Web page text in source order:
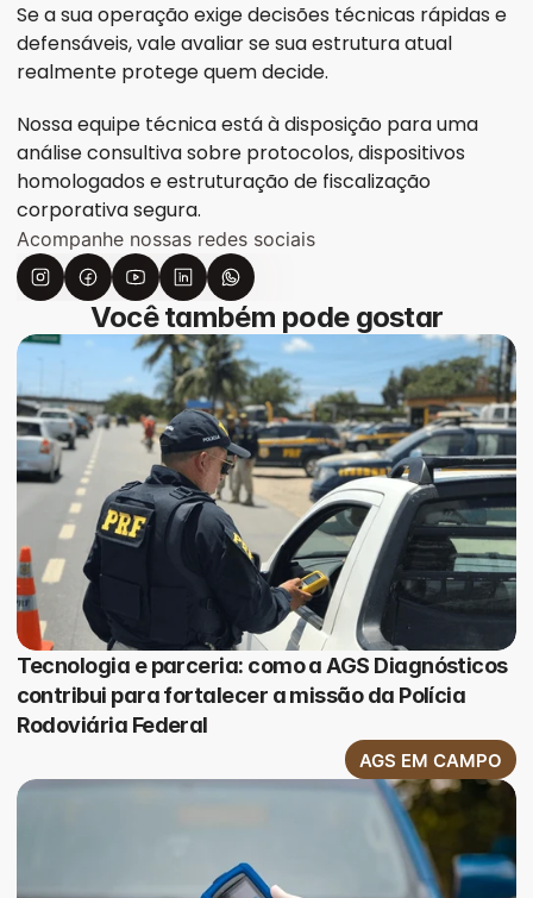
Se a sua operação exige decisões técnicas rápidas e
defensáveis, vale avaliar se sua estrutura atual
realmente protege quem decide.
Nossa equipe técnica está à disposição para uma
análise consultiva sobre protocolos, dispositivos
homologados e estruturação de fiscalização
corporativa segura.
Acompanhe nossas redes sociais
Você também pode gostar
Tecnologia e parceria: como a AGS Diagnósticos
contribui para fortalecer a missão da Polícia
Rodoviária Federal
AGS EM CAMPO